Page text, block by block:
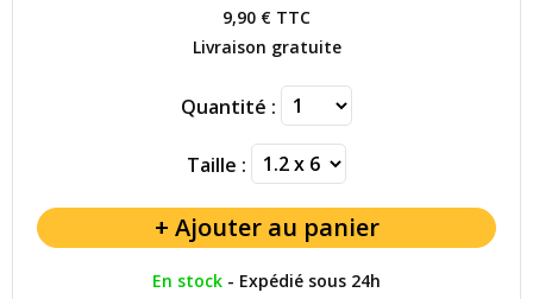
9,90 € TTC
Livraison gratuite
Quantité :
Taille :
En stock - Expédié sous 24h